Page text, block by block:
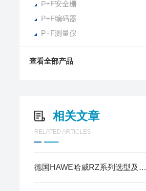
P+F安全栅
P+F编码器
P+F测量仪
查看全部产品
相关文章
RELATED ARTICLES
德国HAWE哈威RZ系列选型及安装维护要点